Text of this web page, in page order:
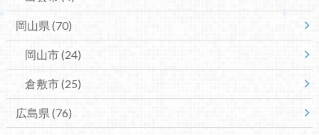
岡山県 (70)
岡山市(24)
倉敷市(25)
広島県 (76)